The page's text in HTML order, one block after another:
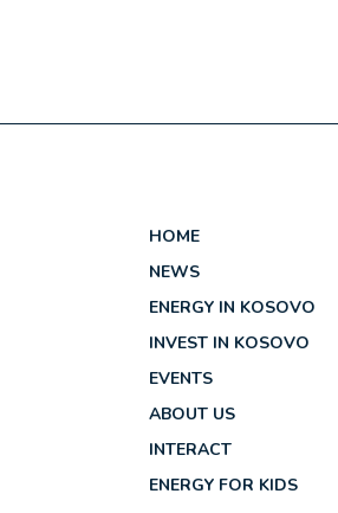
HOME
NEWS
ENERGY IN KOSOVO
INVEST IN KOSOVO
EVENTS
ABOUT US
INTERACT
ENERGY FOR KIDS